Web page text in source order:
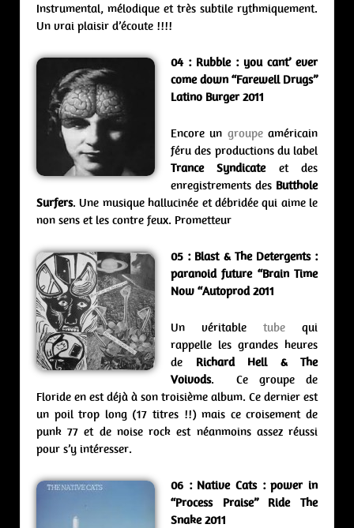
Instrumental, mélodique et très subtile rythmiquement.
Un vrai plaisir d’écoute !!!!
04 : Rubble : you cant’ ever
come down “Farewell Drugs”
Latino Burger 2011
Encore un groupeaméricain
féru des productions du label
Trance Syndicateet des
enregistrements des Butthole
Surfers. Une musique hallucinée et débridée qui aime le
non sens et les contre feux. Prometteur
05 : Blast & The Detergents :
paranoid future “Brain Time
Now “Autoprod 2011
Un véritable tube qui
rappelle les grandes heures
de Richard Hell & The
Voivods. Ce groupe de
Floride en est déjà à son troisième album. Ce dernier est
un poil trop long (17 titres !!) mais ce croisement de
punk 77 et de noise rock est néanmoins assez réussi
pour s’y intéresser.
06 : Native Cats : power in
“Process Praise” Ride The
Snake 2011